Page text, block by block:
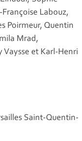
Labouz,
Poirmeur, Quentin
Mrad,
Vaysse et Karl-Henri
Saint-Quentin-